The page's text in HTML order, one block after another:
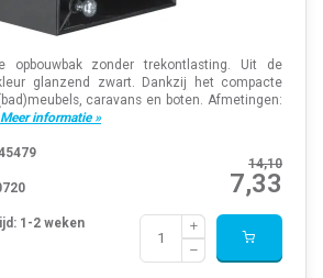
opbouwbak zonder trekontlasting. Uit de
glanzend zwart. Dankzij het compacte
caravans en boten. Afmetingen:
Meer informatie »
14,10
7,33
1-2 weken